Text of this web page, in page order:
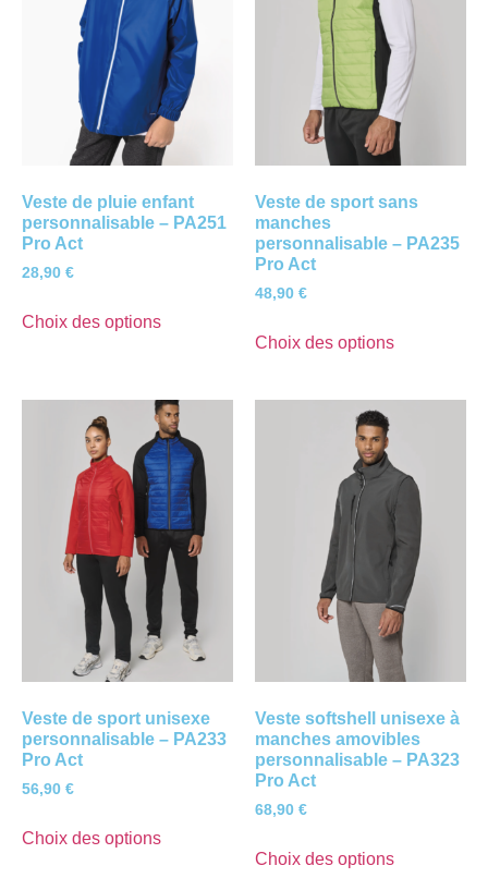
Veste de pluie enfant
personnalisable – PA251
Pro Act
28,90 €
Choix des options
Veste de sport sans
manches
personnalisable – PA235
Pro Act
48,90 €
Choix des options
Veste de sport unisexe
personnalisable – PA233
Pro Act
56,90 €
Choix des options
Veste softshell unisexe à
manches amovibles
personnalisable – PA323
Pro Act
68,90 €
Choix des options